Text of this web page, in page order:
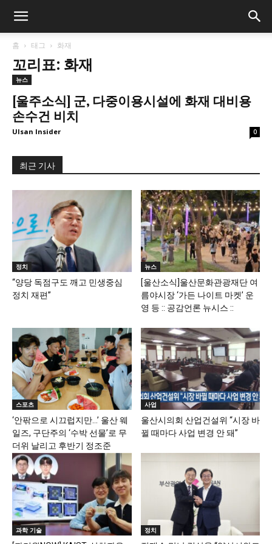
홈 태그 화재
꼬리표: 화재
뉴스
[울주소식] 군, 다중이용시설에 화재 대비용
손수건 비치
Ulsan Insider 0
최근 기사
정치
“양당 독점구도 깨고 민생중심
정치 재편”
뉴스
[울산소식]울산문화관광재단 여
름야시장 ‘가든 나이트 마켓’ 운
영 등 :: 공감언론 뉴시스 ::
스포츠
‘안팎으로 시끄럽지만…’ 울산 웨
일즈, 구단주의 ‘수박 선물’로 무
더위 날리고 후반기 정조준
사업
울산시의회 산업건설위 “시장 바
뀔 때마다 사업 변경 안 돼”
과학 기술 정치